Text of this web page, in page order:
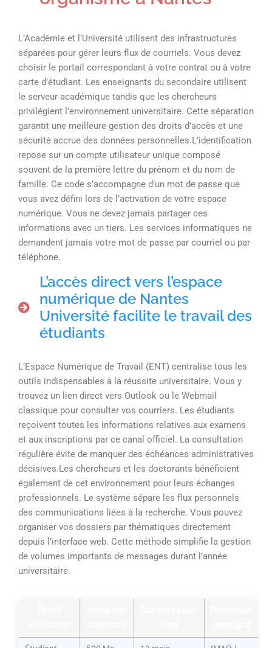
L’Académie et l’Université utilisent des infrastructures
séparées pour gérer leurs flux de courriels. Vous devez
choisir le portail correspondant à votre contrat ou à votre
carte d’étudiant. Les enseignants du secondaire utilisent
le serveur académique tandis que les chercheurs
privilégient l’environnement universitaire. Cette séparation
garantit une meilleure gestion des droits d’accès et une
sécurité accrue des données personnelles.L’identification
repose sur un compte utilisateur unique composé
souvent de la première lettre du prénom et du nom de
famille. Ce code s’accompagne d’un mot de passe que
vous avez défini lors de l’activation de votre espace
numérique. Vous ne devez jamais partager ces
informations avec un tiers. Les services informatiques ne
demandent jamais votre mot de passe par courriel ou par
téléphone.
L’accès direct vers l’espace
numérique de Nantes
Université facilite le travail des
étudiants
L’Espace Numérique de Travail (ENT) centralise tous les
outils indispensables à la réussite universitaire. Vous y
trouvez un lien direct vers Outlook ou le Webmail
classique pour consulter vos courriers. Les étudiants
reçoivent toutes les informations relatives aux examens
et aux inscriptions par ce canal officiel. La consultation
régulière évite de manquer des échéances administratives
décisives.Les chercheurs et les doctorants bénéficient
également de cet environnement pour leurs échanges
professionnels. Le système sépare les flux personnels
des communications liées à la recherche. Vous pouvez
organiser vos dossiers par thématiques directement
depuis l’interface web. Cette méthode simplifie la gestion
de volumes importants de messages durant l’année
universitaire.